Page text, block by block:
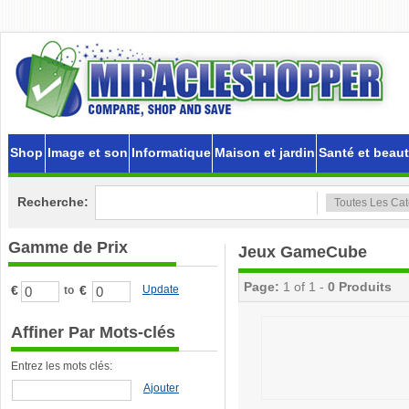
Shop Image et son Informatique Maison et jardin Santé et
Recherche:
Gamme de Prix
€ to € Update
Affiner Par Mots-clés
Entrez les mots clés:
Ajouter
Jeux GameCube
Page: 1 of 1 - 0 Produits